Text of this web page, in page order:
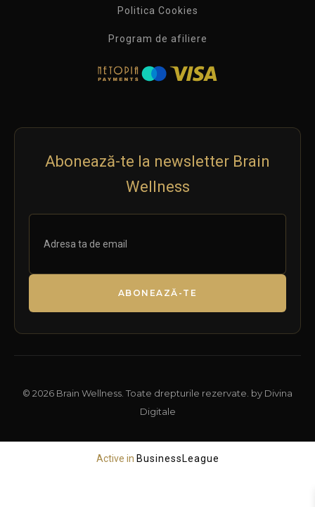
Politica Cookies
Program de afiliere
Abonează-te la newsletter Brain
Wellness
ABONEAZĂ-TE
© 2026 Brain Wellness. Toate drepturile rezervate. by Divina
Digitale
Active in BusinessLeague